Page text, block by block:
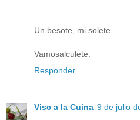
Un besote, mi solete.
Vamosalculete.
Responder
Visc a la Cuina 9 de julio